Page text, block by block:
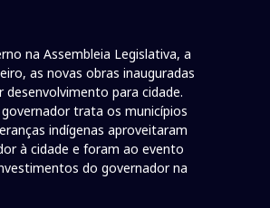
na Assembleia Legislativa, a
as novas obras inauguradas
desenvolvimento para cidade.
trata os municípios
indígenas aproveitaram
à cidade e foram ao evento
do governador na